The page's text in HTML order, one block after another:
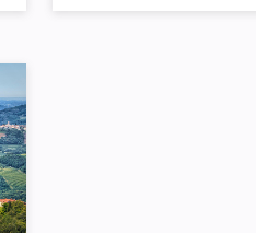
u Beogradu.